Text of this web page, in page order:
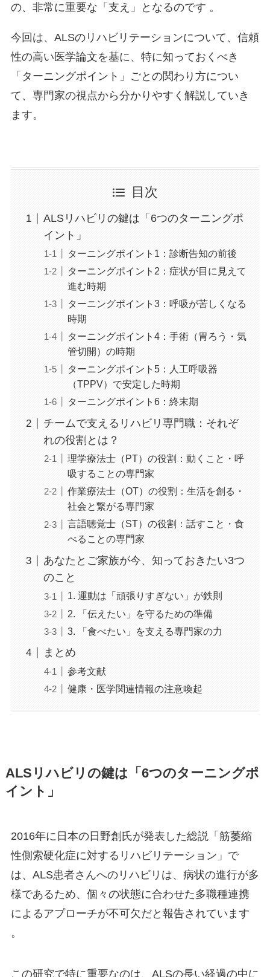
の、非常に重要な「支え」となるのです 。
今回は、ALSのリハビリテーションについて、信頼
性の高い医学論文を基に、特に知っておくべき
「ターニングポイント」ごとの関わり方につい
て、専門家の視点から分かりやすく解説していき
ます。
目次
ALSリハビリの鍵は「6つのターニングポ
イント」
ターニングポイント1：診断告知の前後
ターニングポイント2：症状が目に見えて
進む時期
ターニングポイント3：呼吸が苦しくなる
時期
ターニングポイント4：手術（胃ろう・気
管切開）の時期
ターニングポイント5：人工呼吸器
（TPPV）で安定した時期
ターニングポイント6：終末期
チームで支えるリハビリ専門職：それぞ
れの役割とは？
理学療法士（PT）の役割：動くこと・呼
吸することの専門家
作業療法士（OT）の役割：生活を創る・
社会と繋がる専門家
言語聴覚士（ST）の役割：話すこと・食
べることの専門家
あなたとご家族が今、知っておきたい3つ
のこと
1. 運動は「頑張りすぎない」が鉄則
2. 「伝えたい」を守るための準備
3. 「食べたい」を支える専門家の力
まとめ
参考文献
健康・医学関連情報の注意喚起
ALSリハビリの鍵は「6つのターニングポ
イント」
2016年に日本の日野創氏が発表した総説「筋萎縮
性側索硬化症に対するリハビリテーション」で
は、ALS患者さんへのリハビリは、病状の進行が多
様であるため、個々の状態に合わせた多職種連携
によるアプローチが不可欠だと報告されています
。
この研究で特に重要なのは、ALSの長い経過の中に